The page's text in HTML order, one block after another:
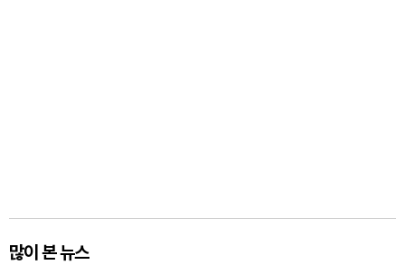
많이 본 뉴스